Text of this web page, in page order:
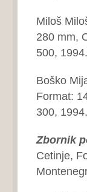
Miloš
280 mm,
500, 1994.
Boško
Format:
300, 1994.
Zbornik
Cetinje,